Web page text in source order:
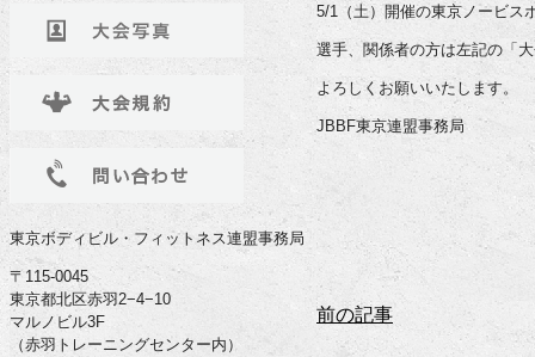
東京ボディビル・フィットネス連盟事務局
〒115-0045
東京都北区赤羽2−4−10
マルノビル3F
（赤羽トレーニングセンター内）
5/1（土）開催の東京ノービス
選手、関係者の方は左記の「
よろしくお願いいたします。
JBBF東京連盟事務局
前の記事